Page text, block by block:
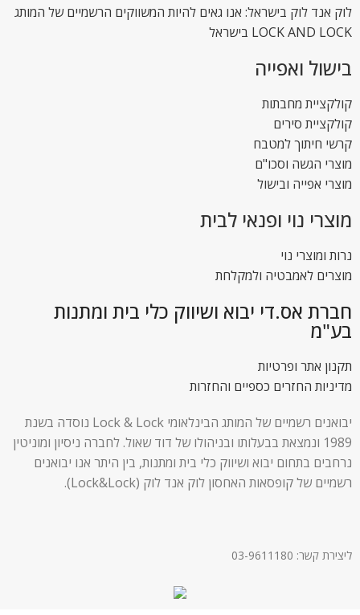
לוק אנד לוק בישראל: אנו גאים להיות המשווקים הרשמיים של המותג
LOCK AND LOCK בישראל
בישול ואפייה
קולקציית מחבתות
קולקציית סירים
קרשי חיתוך למטבח
מוצרי הגשה וסכו"ם
מוצרי אפייה ובישול
מוצרי נוי ופנאי לבית
נרות ומוצרי נוי
מוצרים לאמבטיה ולמקלחת
חברת אס.די יבוא ושיווק כלי בית ומתנות
בע"מ
תקנון אתר ופרטיות
מדיניות החזרים כספיים והחזרות
יבואנים רשמיים של המותג הבינלאומי Lock & Lock נוסדה בשנת
1989 ונמצאת בבעלותו ובניהולו של דוד שאול. לחברה ניסיון ומוניטין
נרחבים בתחום יבוא ושיווק כלי בית ומתנות, בין היתר אנו יבואנים
רשמיים של קופסאות האחסון לוק אנד לוק (Lock&Lock).
ליצירת קשר: 03-9611180